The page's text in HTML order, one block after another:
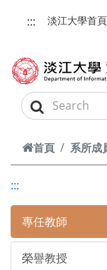
:::
淡江大學首頁
首頁 系所成
:::
專任教師
榮譽教授